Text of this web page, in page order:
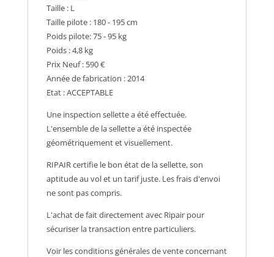
Taille : L
Taille pilote : 180 - 195 cm
Poids pilote: 75 - 95 kg
Poids : 4,8 kg
Prix Neuf : 590 €
Année de fabrication : 2014
Etat : ACCEPTABLE
Une inspection sellette a été effectuée.
L'ensemble de la sellette a été inspectée
géométriquement et visuellement.
RIPAIR certifie le bon état de la sellette, son
aptitude au vol et un tarif juste. Les frais d'envoi
ne sont pas compris.
L'achat de fait directement avec Ripair pour
sécuriser la transaction entre particuliers.
Voir les conditions générales de vente concernant